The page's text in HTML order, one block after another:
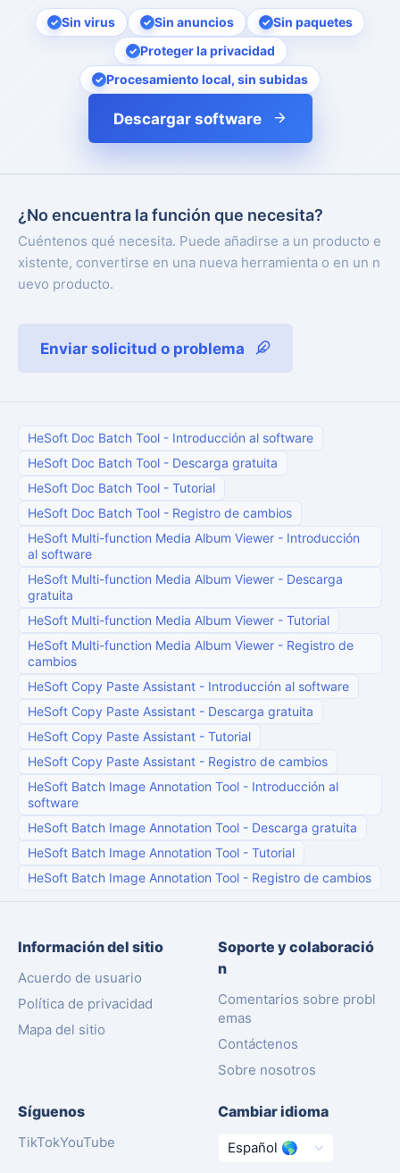
Sin virus Sin anuncios
Sin paquetes
Proteger la privacidad
Procesamiento local, sin subidas
Descargar software
¿No encuentra la función que necesita?
Cuéntenos qué necesita. Puede añadirse a un producto e
xistente, convertirse en una nueva herramienta o en un n
uevo producto.
Enviar solicitud o problema
HeSoft Doc Batch Tool - Introducción al software
HeSoft Doc Batch Tool - Descarga gratuita
HeSoft Doc Batch Tool - Tutorial
HeSoft Doc Batch Tool - Registro de cambios
HeSoft Multi-function Media Album Viewer - Introducción
al software
HeSoft Multi-function Media Album Viewer - Descarga
gratuita
HeSoft Multi-function Media Album Viewer - Tutorial
HeSoft Multi-function Media Album Viewer - Registro de
cambios
HeSoft Copy Paste Assistant - Introducción al software
HeSoft Copy Paste Assistant - Descarga gratuita
HeSoft Copy Paste Assistant - Tutorial
HeSoft Copy Paste Assistant - Registro de cambios
HeSoft Batch Image Annotation Tool - Introducción al
software
HeSoft Batch Image Annotation Tool - Descarga gratuita
HeSoft Batch Image Annotation Tool - Tutorial
HeSoft Batch Image Annotation Tool - Registro de cambios
Información del sitio
Acuerdo de usuario
Política de privacidad
Mapa del sitio
Soporte y colaboració
n
Comentarios sobre probl
emas
Contáctenos
Sobre nosotros
Síguenos
TikTokYouTube
Cambiar idioma